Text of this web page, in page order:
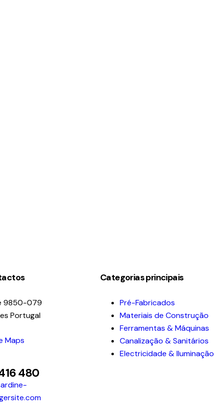
9850-079
Portugal
Maps
480
Categorias principais
Pré-Fabricados
Materiais de Construção
Ferramentas & Máquinas
Canalização & Sanitários
Electricidade & Iluminação